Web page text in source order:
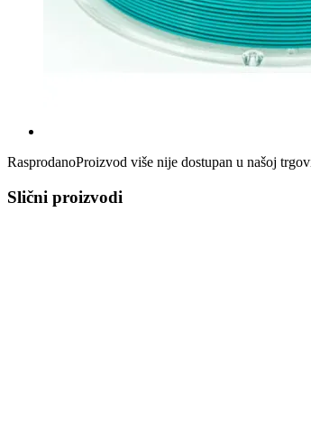
RasprodanoProizvod više nije dostupan u našoj
Slični proizvodi